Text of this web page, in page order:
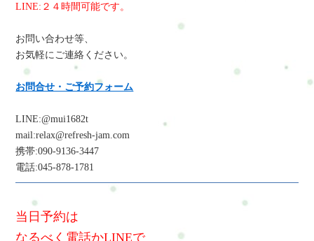
LINE:２４時間可能です。
お問い合わせ等、
お気軽にご連絡ください。
お問合せ・ご予約フォーム
LINE:@mui1682t
mail:relax@refresh-jam.com
携帯:090-9136-3447
電話:045-878-1781
当日予約は
なるべく電話かLINEで